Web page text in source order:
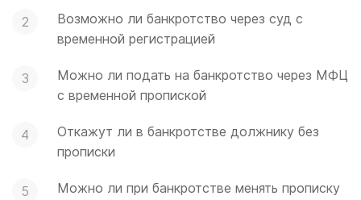
Возможно ли банкротство через суд с
временной регистрацией
Можно ли подать на банкротство через МФЦ
с временной пропиской
Откажут ли в банкротстве должнику без
прописки
Можно ли при банкротстве менять прописку